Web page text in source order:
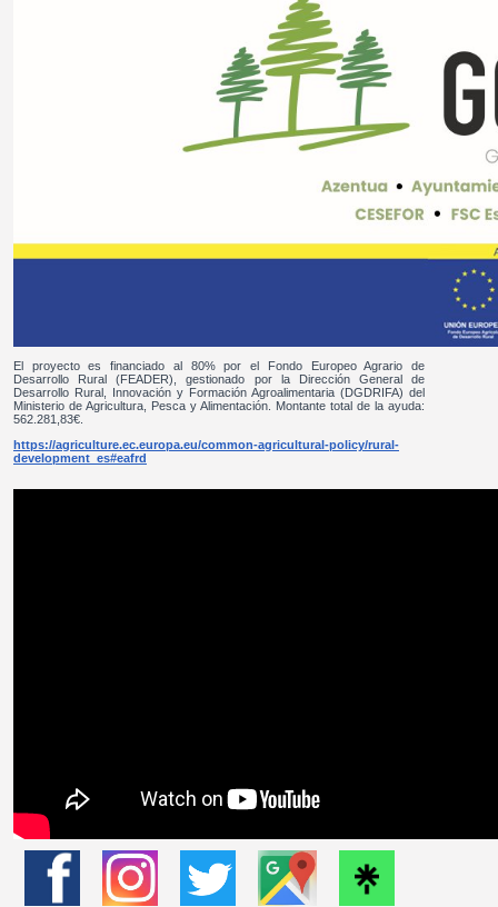
El proyecto es financiado al 80% por el Fondo Europeo Agrario de
Desarrollo Rural (FEADER), gestionado por la Dirección General de
Desarrollo Rural, Innovación y Formación Agroalimentaria (DGDRIFA) del
Ministerio de Agricultura, Pesca y Alimentación. Montante total de la ayuda:
562.281,83€.
https://agriculture.ec.europa.eu/common-agricultural-policy/rural-
development_es#eafrd